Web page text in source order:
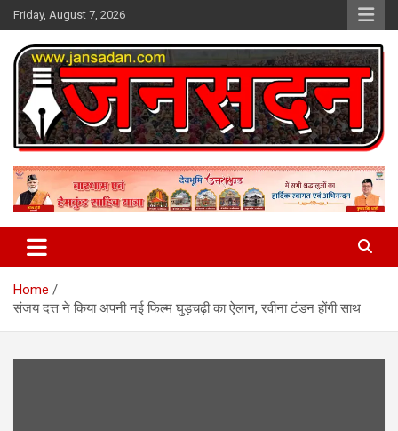
Skip
to
content
Friday, August 7, 2026
Jan Sadan
Home
संजय दत्त ने किया अपनी नई फिल्म घुड़चढ़ी का ऐलान, रवीना टंडन होंगी साथ